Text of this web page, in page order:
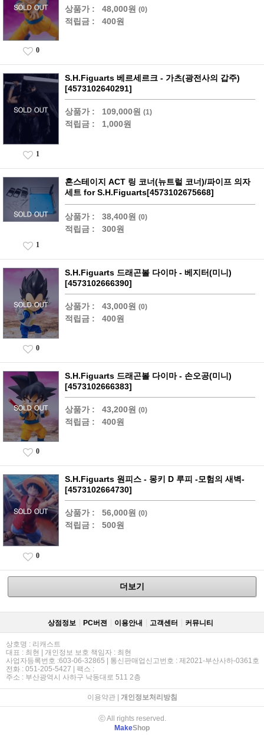
상품가 : 48,000원 (0)
적립금 : 400원
0
S.H.Figuarts 베르세르크 - 가츠(광전사의 갑주)
[4573102640291]
상품가 : 109,000원 (1)
적립금 : 1,000원
1
혼스테이지 ACT 링 코너(뉴트럴 코너)/파이프 의자
세트 for S.H.Figuarts[4573102675668]
상품가 : 38,400원 (0)
적립금 : 300원
1
S.H.Figuarts 드래곤볼 다이마 - 베지터(미니)
[4573102666390]
상품가 : 43,000원 (0)
적립금 : 400원
0
S.H.Figuarts 드래곤볼 다이마 - 손오공(미니)
[4573102666383]
상품가 : 43,200원 (0)
적립금 : 400원
0
S.H.Figuarts 원피스 - 몽키 D 루피 -모험의 새벽-
[4573102664730]
상품가 : 56,000원 (0)
적립금 : 500원
0
더보기
상점정보 PC버젼 이용안내 고객센터 커뮤니티
상호명 : 리캐스트
대표 : 최현 | 개인정보 보호 책임자 : 최현
사업자등록번호 :603-06-32865 | 통신판매업신고번호 : 제2021-부산사하-0361호
전화 : 051-205-5427 | 팩스 :
주소 : 부산광역시 사하구 낙동대로 511 2층
이용약관| 개인정보처리방침
ⓒ All rights reserved.
MakeShop